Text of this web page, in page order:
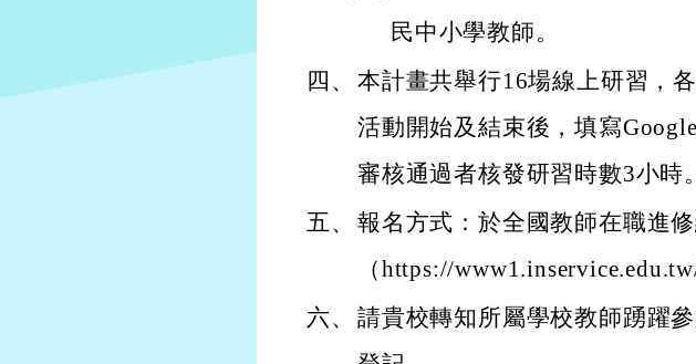
民中小學教師。
四、 本計畫共舉行16場線上研習，
活動開始及結束後，填寫
審核通過者核發研習時數3小時。
五、 報名方式：於全國教師在職進
（https://
六、 請貴校轉知所屬學校教師踴躍